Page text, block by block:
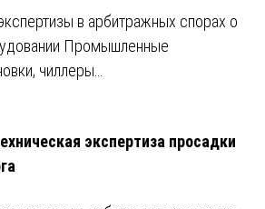
в арбитражных спорах о
Промышленные
чиллеры…
экспертиза просадки